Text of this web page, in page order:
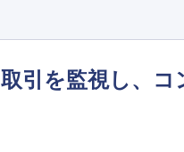
取引を監視し、